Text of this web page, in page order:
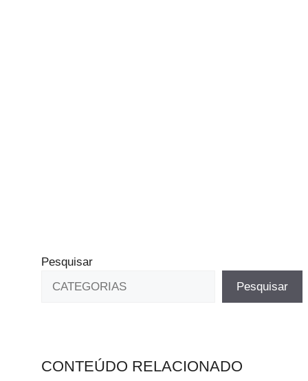
Pesquisar
Pesquisar
CONTEÚDO RELACIONADO